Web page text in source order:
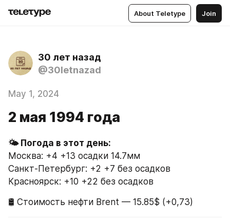
About Teletype Join
30 лет назад
@30letnazad
May 1, 2024
2 мая 1994 года
Москва: +4 +13 осадки 14.7мм
Санкт-Петербург: +2 +7 без осадков
Красноярск: +10 +22 без осадков
🛢 Стоимость нефти Brent — 15.85$ (+0,73)